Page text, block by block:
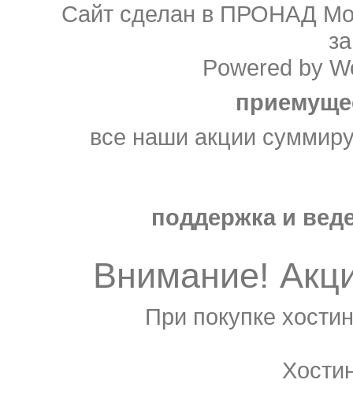
Сайт сделан в ПРОНАД
Powered by
все наши акции
поддержка и
Внимание!
При покупке